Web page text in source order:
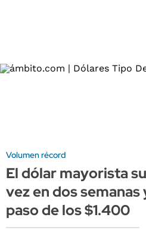
Volumen récord
El dólar mayorista
vez en dos semanas
paso de los $1.400